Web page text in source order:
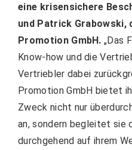
eine krisensichere
und Patrick Grabowski,
Promotion GmbH. „Das
Know-how und die
Vertriebler dabei
Promotion GmbH bietet
Zweck nicht nur
an, sondern begleitet sie
durchgehend auf ihrem